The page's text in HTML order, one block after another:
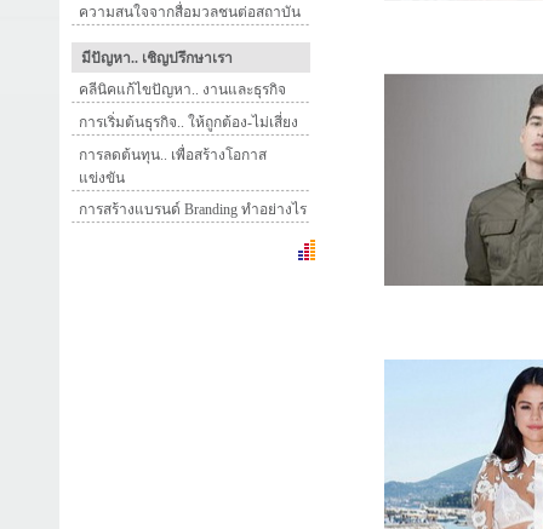
ความสนใจจากสื่อมวลชนต่อสถาบัน
มีปัญหา.. เชิญปรึกษาเรา
คลีนิคแก้ไขปัญหา.. งานและธุรกิจ
การเริ่มต้นธุรกิจ.. ให้ถูกต้อง-ไม่เสี่ยง
การลดต้นทุน.. เพื่อสร้างโอกาส
แข่งขัน
การสร้างแบรนด์ Branding ทำอย่างไร